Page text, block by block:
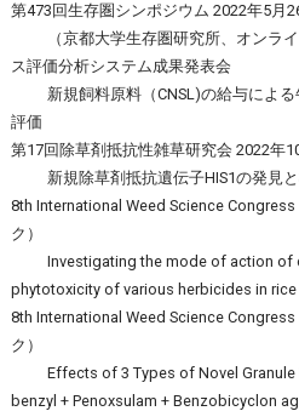
第473回生存圏シンポジウム 2022年5月
（京都大学生存圏研究所、オンラ
ス評価分析システム成果発表会
新規飼料原料（CNSL)の給与によ
評価
第17回除草剤抵抗性雑草研究会 2022年
新規除草剤抵抗遺伝子HIS1の発見
8th International Weed Science
ク）
Investigating the mode of action of
phytotoxicity of various herbicides in rice
8th International Weed Science
ク）
Effects of 3 Types of Novel
benzyl + Penoxsulam + Benzobicyclon